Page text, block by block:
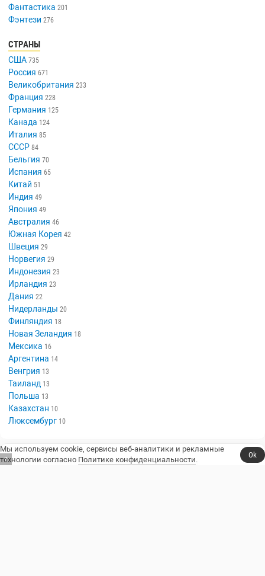
Фантастика 201
Фэнтези 276
СТРАНЫ
США 735
Россия 671
Великобритания 233
Франция 228
Германия 125
Канада 124
Италия 85
СССР 84
Бельгия 70
Испания 65
Китай 51
Индия 49
Япония 49
Австралия 46
Южная Корея 42
Швеция 29
Норвегия 29
Индонезия 23
Ирландия 23
Дания 22
Нидерланды 20
Финляндия 18
Новая Зеландия 18
Мексика 16
Аргентина 14
Венгрия 13
Таиланд 13
Польша 13
Казахстан 10
Люксембург 10
Сериалы, юмор и стендап.
Мы используем cookie, сервисы веб-аналитики и рекламные
технологии согласно Политике конфиденциальности.
Ok
6